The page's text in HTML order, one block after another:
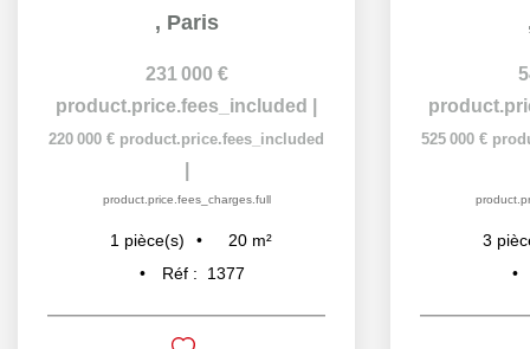
, Paris
231 000 €
product.price.fees_included
220 000 € product.price.fees_included
product.price.fees_charges.full
1 pièce(s) 20 m²
Réf :
1377
525 000 €
3